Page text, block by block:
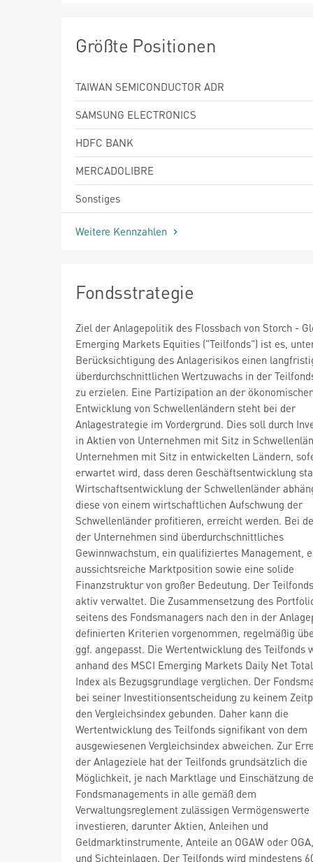
Größte Positionen
TAIWAN SEMICONDUCTOR ADR
SAMSUNG ELECTRONICS
HDFC BANK
MERCADOLIBRE
Sonstiges
Weitere Kennzahlen
Fondsstrategie
Ziel der Anlagepolitik des Flossbach von Storch -
Emerging Markets Equities ("Teilfonds") ist es,
Berücksichtigung des Anlagerisikos einen
überdurchschnittlichen Wertzuwachs in der
zu erzielen. Eine Partizipation an der
Entwicklung von Schwellenländern steht bei der
Anlagestrategie im Vordergrund. Dies soll durch
in Aktien von Unternehmen mit Sitz in
Unternehmen mit Sitz in entwickelten Ländern,
erwartet wird, dass deren Geschäftsentwicklung
Wirtschaftsentwicklung der Schwellenländer
diese von einem wirtschaftlichen Aufschwung der
Schwellenländer profitieren, erreicht werden. Bei
der Unternehmen sind überdurchschnittliches
Gewinnwachstum, ein qualifiziertes Management,
aussichtsreiche Marktposition sowie eine solide
Finanzstruktur von großer Bedeutung. Der
aktiv verwaltet. Die Zusammensetzung des
seitens des Fondsmanagers nach den in der
definierten Kriterien vorgenommen, regelmäßig
ggf. angepasst. Die Wertentwicklung des Teilfonds
anhand des MSCI Emerging Markets Daily Net
Index als Bezugsgrundlage verglichen. Der
bei seiner Investitionsentscheidung zu keinem
den Vergleichsindex gebunden. Daher kann die
Wertentwicklung des Teilfonds signifikant von dem
ausgewiesenen Vergleichsindex abweichen. Zur
der Anlageziele hat der Teilfonds grundsätzlich die
Möglichkeit, je nach Marktlage und Einschätzung
Fondsmanagements in alle gemäß dem
Verwaltungsreglement zulässigen Vermögenswerte
investieren, darunter Aktien, Anleihen und
Geldmarktinstrumente, Anteile an OGAW oder
und Sichteinlagen. Der Teilfonds wird mindestens